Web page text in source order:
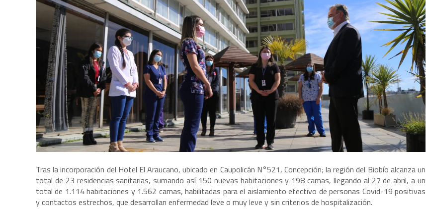
Tras la incorporación del Hotel El Araucano, ubicado en Caupolicán N°521, Concepción; la región del Biobío alcanza un
total de 23 residencias sanitarias, sumando así 150 nuevas habitaciones y 198 camas, llegando al 27 de abril, a un
total de 1.114 habitaciones y 1.562 camas, habilitadas para el aislamiento efectivo de personas Covid-19 positivas
y contactos estrechos, que desarrollan enfermedad leve o muy leve y sin criterios de hospitalización.